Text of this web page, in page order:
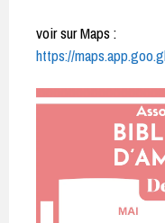
voir sur Maps :
https://